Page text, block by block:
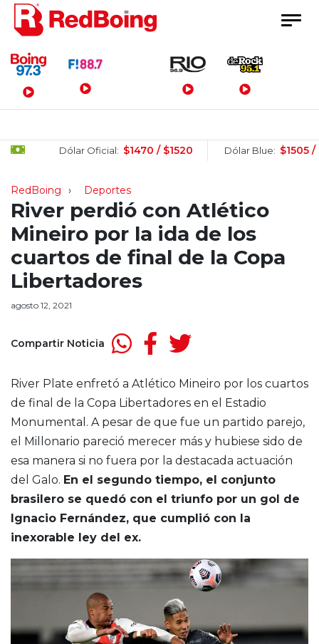
Menú Principal
Dólar Oficial: $1470 / $1520 Dólar Blue: $1505 / $1525
RedBoing Deportes
River perdió con Atlético
Mineiro por la ida de los
cuartos de final de la Copa
Libertadores
agosto 12, 2021
Compartir Noticia
River Plate enfretó a Atlético Mineiro por los cuartos
de final de la Copa Libertadores en el Estadio
Monumental. A pesar de que fue un partido parejo,
el Millonario pareció merecer más y hubiese sido de
esa manera si no fuera por la destacada actuación
del Galo. En el segundo tiempo, el conjunto
brasilero se quedó con el triunfo por un gol de
Ignacio Fernández, que cumplió con la
inexorable ley del ex.